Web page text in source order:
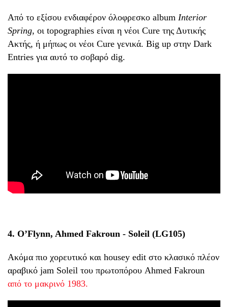
Από το εξίσου ενδιαφέρον όλοφρεσκο album Interior
Spring, οι topographies είναι η νέοι Cure της Δυτικής
Ακτής, ή μήπως οι νέοι Cure γενικά. Big up στην Dark
Entries για αυτό το σοβαρό dig.
4. O’Flynn, Ahmed Fakroun - Soleil (LG105)
Ακόμα πιο χορευτικό και housey edit στο κλασικό πλέον
αραβικό jam Soleil του πρωτοπόρου Ahmed Fakroun
από το μακρινό 1983.